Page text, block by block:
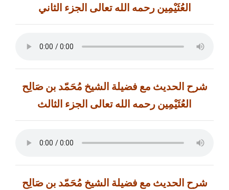
العُثَيْمِين رحمه الله تعالى الجزء الثاني
شرح الحديث مع فضيلة الشيخ مُحَمّد بن صَالِح
العُثَيْمِين رحمه الله تعالى الجزء الثالث
شرح الحديث مع فضيلة الشيخ مُحَمّد بن صَالِح